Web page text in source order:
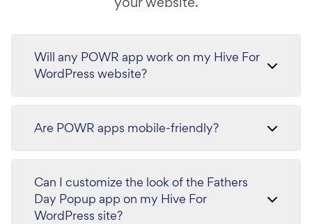
Will any POWR app work on my Hive For
WordPress website?
Are POWR apps mobile-friendly?
Can I customize the look of the Fathers
Day Popup app on my Hive For
WordPress site?